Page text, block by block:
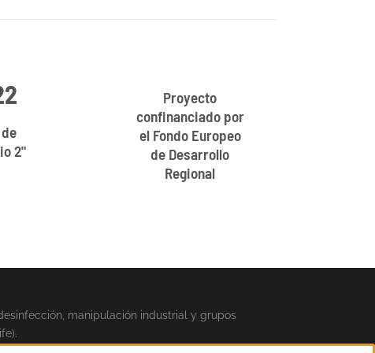
2"
Proyecto
confinanciado por
el Fondo Europeo
de Desarrollo
Regional
manipulación industrial y grupos